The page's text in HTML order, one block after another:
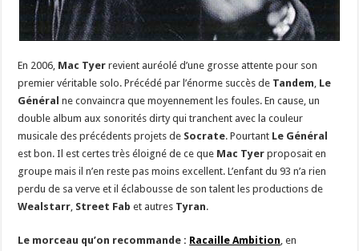
En 2006, Mac Tyer revient auréolé d’une grosse attente pour son
premier véritable solo. Précédé par l’énorme succès de Tandem, Le
Général ne convaincra que moyennement les foules. En cause, un
double album aux sonorités dirty qui tranchent avec la couleur
musicale des précédents projets de Socrate. Pourtant Le Général
est bon. Il est certes très éloigné de ce que Mac Tyer proposait en
groupe mais il n’en reste pas moins excellent. L’enfant du 93 n’a rien
perdu de sa verve et il éclabousse de son talent les productions de
Wealstarr, Street Fab et autres Tyran.
Le morceau qu’on recommande : Racaille Ambition, en